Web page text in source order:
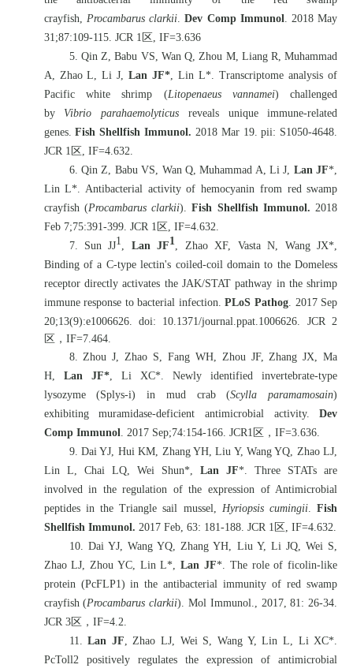
crayfish, Procambarus clarkii.Dev Comp Immunol. 2018 May
31;87:109-115. JCR 1 区 , IF=3.636
5. Qin Z, Babu VS, Wan Q, Zhou M, Liang R, Muhammad
A, Zhao L, Li J,Lan JF*, Lin L*. Transcriptome analysis of
Pacific white shrimp (Litopenaeus vannamei) challenged
by Vibrio parahaemolyticus reveals unique immune-related
genes.Fish Shellfish Immunol. 2018 Mar 19. pii: S1050-4648.
JCR 1 区 , IF=4.632.
6. Qin Z, Babu VS, Wan Q, Muhammad A, Li J, Lan JF*,
Lin L*. Antibacterial activity of hemocyanin from red swamp
crayfish (Procambarus clarkii).Fish Shellfish Immunol. 2018
Feb 7;75:391-399. JCR 1 区 , IF=4.632.
7. Sun JJ1, Lan JF1, Zhao XF, Vasta N, Wang JX*,
Binding of a C-type lectin's coiled-coil domain to the Domeless
receptor directly activates the JAK/STAT pathway in the shrimp
immune response to bacterial infection.PLoS Pathog. 2017 Sep
20;13(9):e1006626. doi: 10.1371/journal.ppat.1006626. JCR 2
区， IF=7.464.
8. Zhou J, Zhao S, Fang WH, Zhou JF, Zhang JX, Ma
H, Lan JF*, Li XC*. Newly identified invertebrate-type
lysozyme (Splys-i) in mud crab (Scylla paramamosain)
exhibiting muramidase-deficient antimicrobial activity.Dev
Comp Immunol. 2017 Sep;74:154-166. JCR1 区， IF=3.636.
9. Dai YJ, Hui KM, Zhang YH, Liu Y, Wang YQ, Zhao LJ,
Lin L, Chai LQ, Wei Shun*, Lan JF*. Three STATs are
involved in the regulation of the expression of Antimicrobial
peptides in the Triangle sail mussel, Hyriopsis cumingii.Fish
Shellfish Immunol. 2017 Feb, 63: 181-188. JCR 1 区 , IF=4.632.
10. Dai YJ, Wang YQ, Zhang YH, Liu Y, Li JQ, Wei S,
Zhao LJ, Zhou YC, Lin L*,Lan JF*. The role of ficolin-like
protein (PcFLP1) in the antibacterial immunity of red swamp
crayfish (Procambarus clarkii). Mol Immunol., 2017, 81: 26-34.
JCR 3区， IF=4.2.
11. Lan JF, Zhao LJ, Wei S, Wang Y, Lin L, Li XC*.
PcToll2 positively regulates the expression of antimicrobial